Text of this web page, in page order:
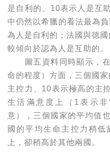
是自利的、10表示人是互
中仍然以希臘的看法最為
為人是自利的；法國與德
較傾向於認為人是互助的。
圖五資料同時顯示，在
命的程度）方面，三個國
主控力、10表示極高的主
生活滿意度上（1表示
意），三個國家的平均值
國的平均生命主控力稍
上，卻稍高於其他兩國。